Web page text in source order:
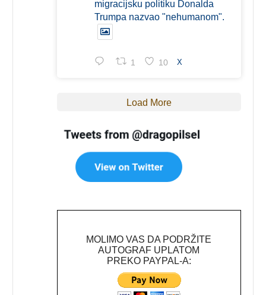
migracijsku politiku Donalda
Trumpa nazvao "nehumanom".
1 10 X
Load More
MOLIMO VAS DA PODRŽITE
AUTOGRAF UPLATOM
PREKO PAYPAL-A: